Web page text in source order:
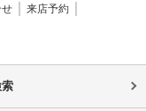
せ
来店予約